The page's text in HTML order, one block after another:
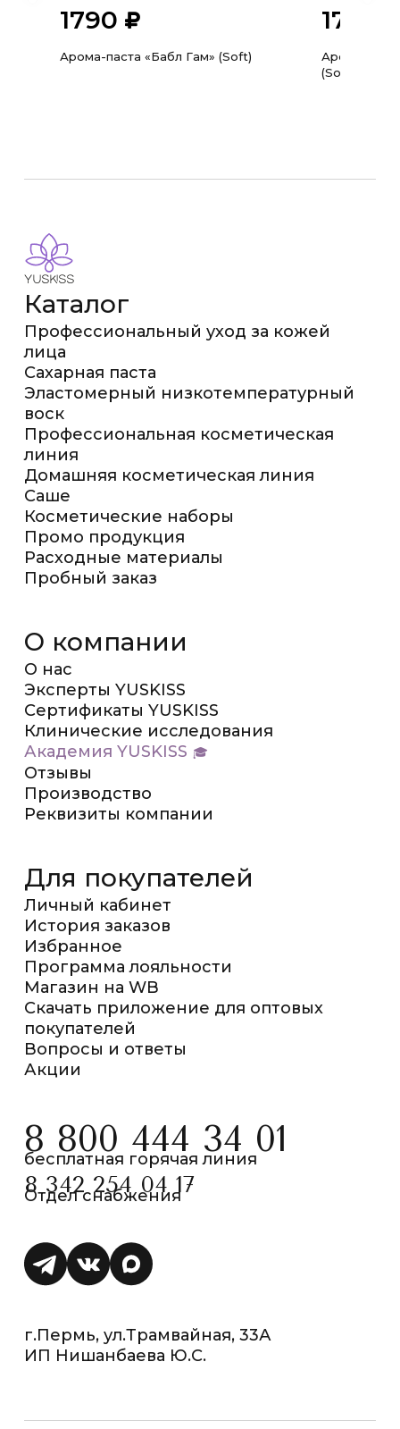
1790
Арома-паста «Бабл Гам» (Soft)
1790
Арома-
(Soft)
Каталог
Профессиональный уход за кожей
лица
Сахарная паста
Эластомерный низкотемпературный
воск
Профессиональная косметическая
линия
Домашняя косметическая линия
Саше
Косметические наборы
Промо продукция
Расходные материалы
Пробный заказ
О компании
О нас
Эксперты YUSKISS
Сертификаты YUSKISS
Клинические исследования
Академия YUSKISS
Отзывы
Производство
Реквизиты компании
Для покупателей
Личный кабинет
История заказов
Избранное
Программа лояльности
Магазин на WB
Скачать приложение для оптовых
покупателей
Вопросы и ответы
Акции
8 800 444 34 01
бесплатная горячая линия
8 342 254 04 17
Отдел снабжения
г.Пермь, ул.Трамвайная, 33А
ИП Нишанбаева Ю.С.